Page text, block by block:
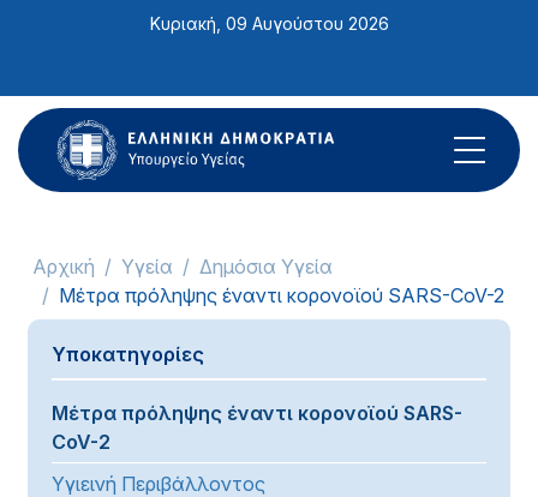
ιστότοπος
περιλαμβάνει
ένα
σύστημα
Κυριακή, 09 Αυγούστου 2026
Αρχική Υγεία
Δημόσια Υγεία
Μέτρα πρόληψης έναντι κορονοϊού SARS-CoV-2
Υποκατηγορίες
Μέτρα πρόληψης έναντι κορονοϊού SARS-
CoV-2
Υγιεινή Περιβάλλοντος